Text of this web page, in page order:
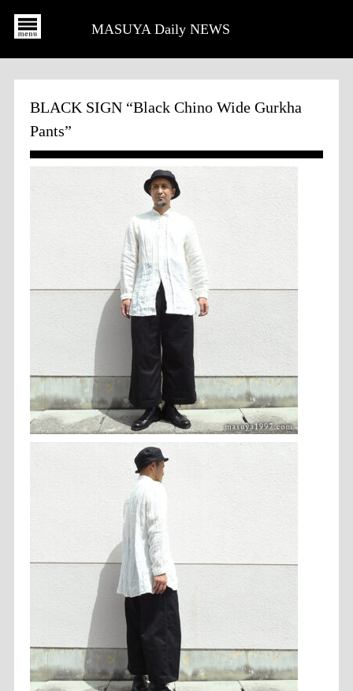
MASUYA Daily NEWS
BLACK SIGN “Black Chino Wide Gurkha
Pants”